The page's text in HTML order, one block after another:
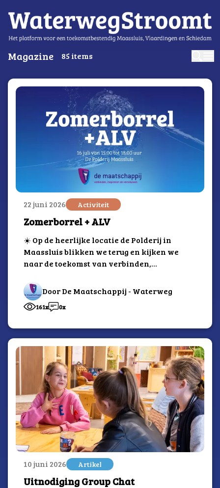
logo
Magazine 85 items
22 juni 2026 Activiteit
Zomerborrel + ALV
☀️ Op de heerlijke locatie de Polderij in
Maassluis blikken we terug en kijken we
naar de toekomst van verbinden,...
Door De Maatschappij - Waterweg
161x 0x
10 juni 2026 Artikel
Uitnodiging Group Chat